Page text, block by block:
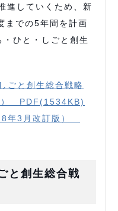
進していくため、新
までの5年間を計画
ひと・しごと創生
ごと創生総合戦略
） PDF(1534KB)
8年3月改訂版）
と創生総合戦